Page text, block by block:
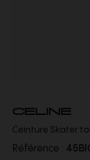
CELINE
Ceinture Skater
Référence :